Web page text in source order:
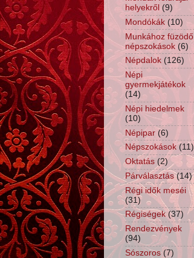
helyekről (9)
Mondókák (10)
Munkához füzödő
népszokások (6)
Népdalok (126)
Népi
gyermekjátékok
(14)
Népi hiedelmek
(10)
Népipar (6)
Népszokások (11)
Oktatás (2)
Párválasztás (14)
Régi idők meséi
(31)
Régiségek (37)
Rendezvények
(94)
Sószoros (7)